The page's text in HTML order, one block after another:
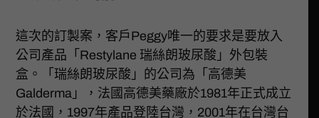
這次的訂製案，客戶Peggy唯一的要求是要放入
公司產品「Restylane 瑞絲朗玻尿酸」外包裝
盒。「瑞絲朗玻尿酸」的公司為「高德美
Galderma」，法國高德美藥廠於1981年正式成立
於法國，1997年產品登陸台灣，2001年在台灣台